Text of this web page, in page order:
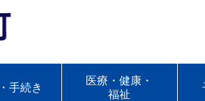
手続き
医療・健康・
福祉